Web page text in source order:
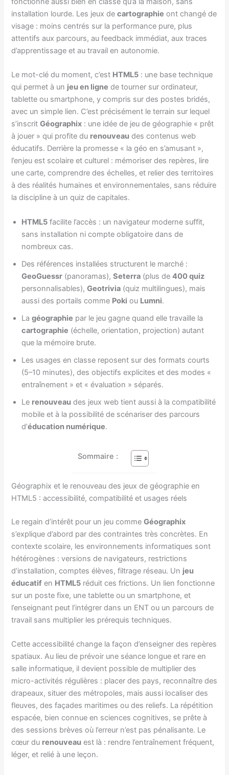
installation lourde. Les jeux decartographie ont changé de
visage : moins centrés sur la performance pure, plus
attentifs aux parcours, au feedback immédiat, aux traces
d’apprentissage et au travail en autonomie.
Le mot-clé du moment, c’est HTML5 : une base technique
qui permet à un jeu en ligne de tourner sur ordinateur,
tablette ou smartphone, y compris sur des postes bridés,
avec un simple lien. C’est précisément le terrain sur lequel
s’inscritGéographix : une idée de jeu de géographie « prêt
à jouer » qui profite du renouveau des contenus web
éducatifs. Derrière la promesse « la géo en s’amusant »,
l’enjeu est scolaire et culturel : mémoriser des repères, lire
une carte, comprendre des échelles, et relier des territoires
à des réalités humaines et environnementales, sans réduire
la discipline à un quiz de capitales.
HTML5 facilite l’accès : un navigateur moderne suffit,
sans installation ni compte obligatoire dans de
nombreux cas.
Des références installées structurent le marché :
GeoGuessr (panoramas),Seterra (plus de400 quiz
personnalisables),Geotrivia (quiz multilingues), mais
aussi des portails comme Poki ou Lumni.
Lagéographie par le jeu gagne quand elle travaille la
cartographie (échelle, orientation, projection) autant
que la mémoire brute.
Les usages en classe reposent sur des formats courts
(5–10 minutes), des objectifs explicites et des modes «
entraînement » et « évaluation » séparés.
Le renouveau des jeux web tient aussi à la compatibilité
mobile et à la possibilité de scénariser des parcours
d’éducation numérique.
Sommaire :
Géographix et le renouveau des jeux de géographie en
HTML5 : accessibilité, compatibilité et usages réels
Le regain d’intérêt pour un jeu commeGéographix
s’explique d’abord par des contraintes très concrètes. En
contexte scolaire, les environnements informatiques sont
hétérogènes : versions de navigateurs, restrictions
d’installation, comptes élèves, filtrage réseau. Un jeu
éducatif en HTML5 réduit ces frictions. Un lien fonctionne
sur un poste fixe, une tablette ou un smartphone, et
l’enseignant peut l’intégrer dans un ENT ou un parcours de
travail sans multiplier les prérequis techniques.
Cette accessibilité change la façon d’enseigner des repères
spatiaux. Au lieu de prévoir une séance longue et rare en
salle informatique, il devient possible de multiplier des
micro-activités régulières : placer des pays, reconnaître des
drapeaux, situer des métropoles, mais aussi localiser des
fleuves, des façades maritimes ou des reliefs. La répétition
espacée, bien connue en sciences cognitives, se prête à
des sessions brèves où l’erreur n’est pas pénalisante. Le
cœur du renouveau est là : rendre l’entraînement fréquent,
léger, et relié à une leçon.